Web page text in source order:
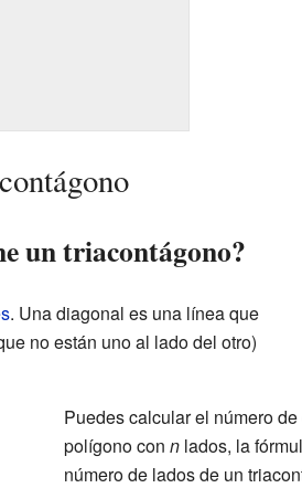
un triacontágono?
. Una diagonal es una línea que
no están uno al lado del otro)
Puedes calcular el número
polígono con nlados, la
número de lados de un